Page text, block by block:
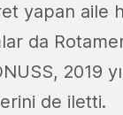
yapan aile
da
2019
de iletti.